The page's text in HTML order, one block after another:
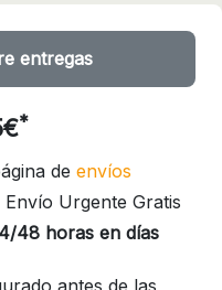
entregas
*
de envíos
Urgente Gratis
48 horas en días
antes de las